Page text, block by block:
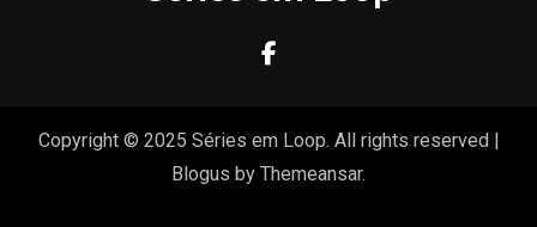
Copyright © 2025 Séries em Loop. All rights reserved |
Blogus by Themeansar.